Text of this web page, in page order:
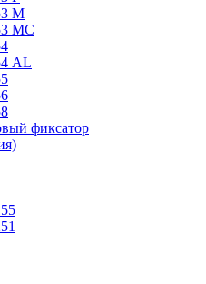
М
МC
AL
фиксатор